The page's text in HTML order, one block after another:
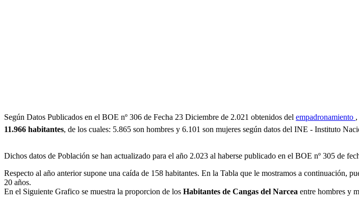
Según Datos Publicados en el BOE nº 306 de Fecha 23 Diciembre de 2.021 obtenidos del empadronamiento
11.966 habitantes, de los cuales: 5.865 son hombres y 6.101 son mujeres según datos del INE - Instituto
Dichos datos de Población se han actualizado para el año 2.023 al haberse publicado en el BOE nº 305 de
Respecto al año anterior supone una caída de 158 habitantes. En la Tabla que le mostramos a continuación,
20 años.
En el Siguiente Grafico se muestra la proporcion de los Habitantes de Cangas del Narcea entre hombres y